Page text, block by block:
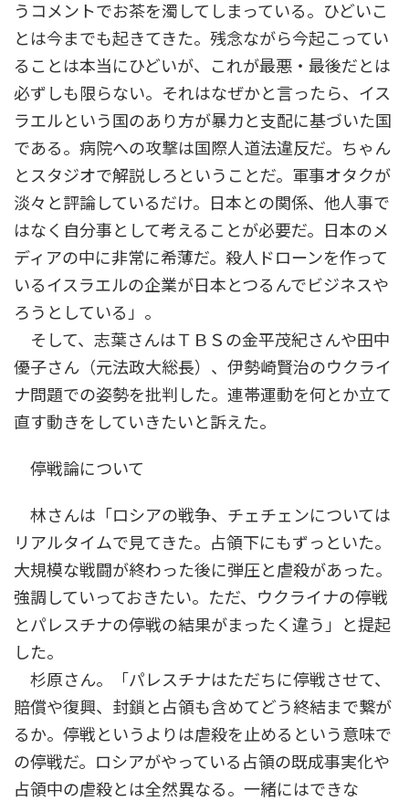
うコメントでお茶を濁してしまっている。ひどいこ
とは今までも起きてきた。残念ながら今起こってい
ることは本当にひどいが、これが最悪・最後だとは
必ずしも限らない。それはなぜかと言ったら、イス
ラエルという国のあり方が暴力と支配に基づいた国
である。病院への攻撃は国際人道法違反だ。ちゃん
とスタジオで解説しろということだ。軍事オタクが
淡々と評論しているだけ。日本との関係、他人事で
はなく自分事として考えることが必要だ。日本のメ
ディアの中に非常に希薄だ。殺人ドローンを作って
いるイスラエルの企業が日本とつるんでビジネスや
ろうとしている」。
そして、志葉さんはＴＢＳの金平茂紀さんや田中
優子さん（元法政大総長）、伊勢崎賢治のウクライ
ナ問題での姿勢を批判した。連帯運動を何とか立て
直す動きをしていきたいと訴えた。
停戦論について
林さんは「ロシアの戦争、チェチェンについては
リアルタイムで見てきた。占領下にもずっといた。
大規模な戦闘が終わった後に弾圧と虐殺があった。
強調していっておきたい。ただ、ウクライナの停戦
とパレスチナの停戦の結果がまったく違う」と提起
した。
杉原さん。「パレスチナはただちに停戦させて、
賠償や復興、封鎖と占領も含めてどう終結まで繋が
るか。停戦というよりは虐殺を止めるという意味で
の停戦だ。ロシアがやっている占領の既成事実化や
占領中の虐殺とは全然異なる。一緒にはできな